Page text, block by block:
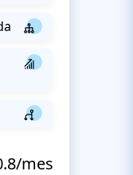
mes